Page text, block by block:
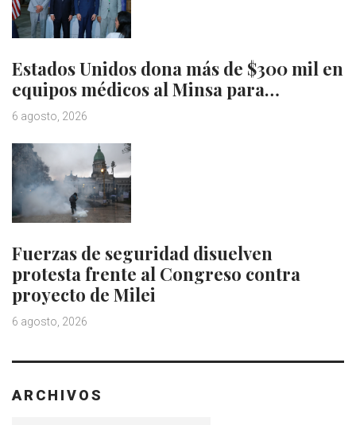
Estados Unidos dona más de $300 mil en
equipos médicos al Minsa para…
6 agosto, 2026
Fuerzas de seguridad disuelven
protesta frente al Congreso contra
proyecto de Milei
6 agosto, 2026
ARCHIVOS